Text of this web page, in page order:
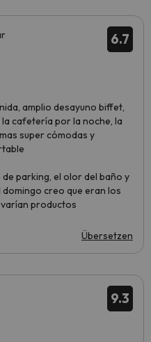
6.7
amplio desayuno biffet,
cafetería por la noche, la
super cómodas y
parking, el olor del baño y
creo que eran los
productos
Übersetzen
9.3